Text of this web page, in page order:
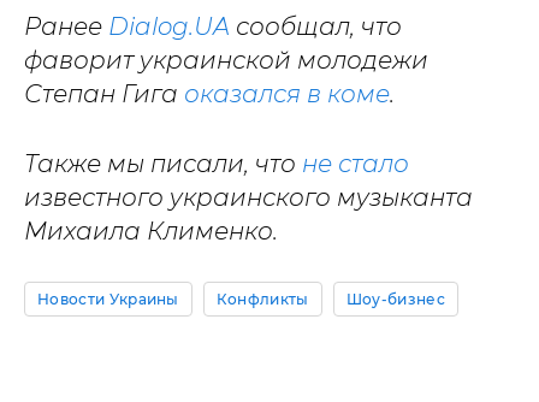
Ранее Dialog.UA сообщал, что
фаворит украинской молодежи
Степан Гига оказался в коме.
Также мы писали, что не стало
известного украинского музыканта
Михаила Клименко.
Новости Украины Конфликты Шоу-бизнес